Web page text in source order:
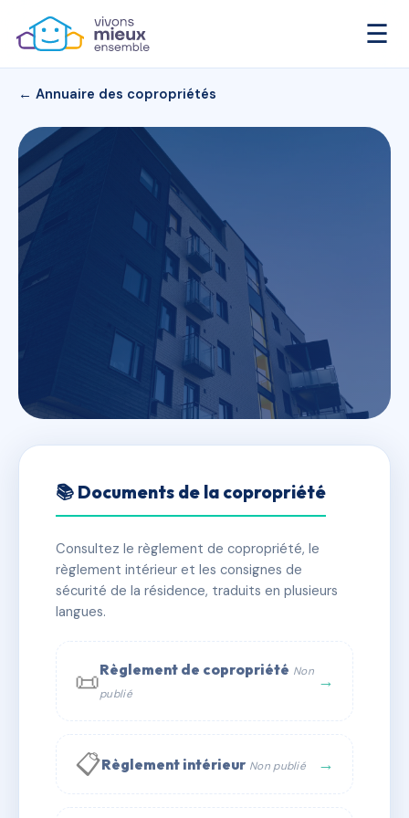
☰
← Annuaire des copropriétés
SDC 9 RUE BOUILLOUX
LAFONT 75015 PARIS
📍 9 r bouilloux-lafont 75015 Paris
✓ Immatriculée 🏠 47 lots 🏗 1 bâtiment(s)
📞 Contacter Syndic Digital 💬 WhatsApp
✉ Email
📚 Documents de la copropriété
Consultez le règlement de copropriété, le
règlement intérieur et les consignes de
sécurité de la résidence, traduits en plusieurs
langues.
📜Règlement de copropriété Non
publié
→
📋Règlement intérieur Non publié →